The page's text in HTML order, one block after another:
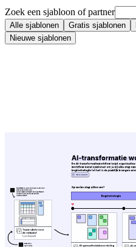
Zoek een sjabloon of partner
Alle sjablonen Gratis sjablonen
Nieuwe sjablonen